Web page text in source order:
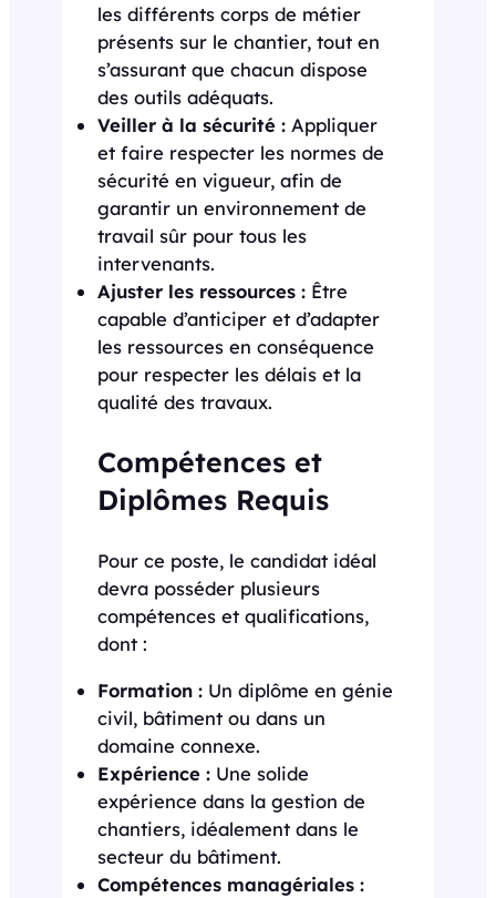
les différents corps de métier
présents sur le chantier, tout en
s’assurant que chacun dispose
des outils adéquats.
Veiller à la sécurité : Appliquer
et faire respecter les normes de
sécurité en vigueur, afin de
garantir un environnement de
travail sûr pour tous les
intervenants.
Ajuster les ressources : Être
capable d’anticiper et d’adapter
les ressources en conséquence
pour respecter les délais et la
qualité des travaux.
Compétences et
Diplômes Requis
Pour ce poste, le candidat idéal
devra posséder plusieurs
compétences et qualifications,
dont :
Formation : Un diplôme en génie
civil, bâtiment ou dans un
domaine connexe.
Expérience : Une solide
expérience dans la gestion de
chantiers, idéalement dans le
secteur du bâtiment.
Compétences managériales :